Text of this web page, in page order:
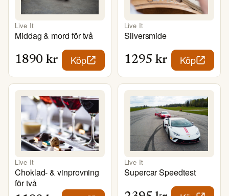
Live It
Middag & mord för två
1890 kr Köp
Live It
Silversmide
1295 kr Köp
Live It
Choklad- & vinprovning
för två
Live It
Supercar Speedtest